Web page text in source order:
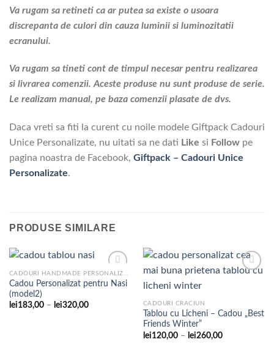
Va rugam sa retineti ca ar putea sa existe o usoara
discrepanta de culori din cauza luminii si luminozitatii
ecranului.
Va rugam sa tineti cont de timpul necesar pentru realizarea
si livrarea comenzii. Aceste produse nu sunt produse de serie.
Le realizam manual, pe baza comenzii plasate de dvs.
Daca vreti sa fiti la curent cu noile modele Giftpack Cadouri
Unice Personalizate, nu uitati sa ne dati Like si Follow pe
pagina noastra de Facebook, Giftpack – Cadouri Unice
Personalizate.
PRODUSE SIMILARE
Cadou Personalizat pentru Nasi
(model2)
lei183,00 – lei320,00Interval
favorite
CADOURI CRACIUN
Tablou cu Licheni – Cadou „Best
Friends Winter”
lei120,00 – lei260,00Interval